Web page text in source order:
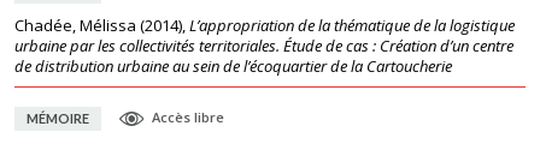
Chadée, Mélissa (2014),L’appropriation de la thématique de la logistique
urbaine par les collectivités territoriales. Étude de cas : Création d’un centre
de distribution urbaine au sein de l’écoquartier de la Cartoucherie
MÉMOIRE Accès libre